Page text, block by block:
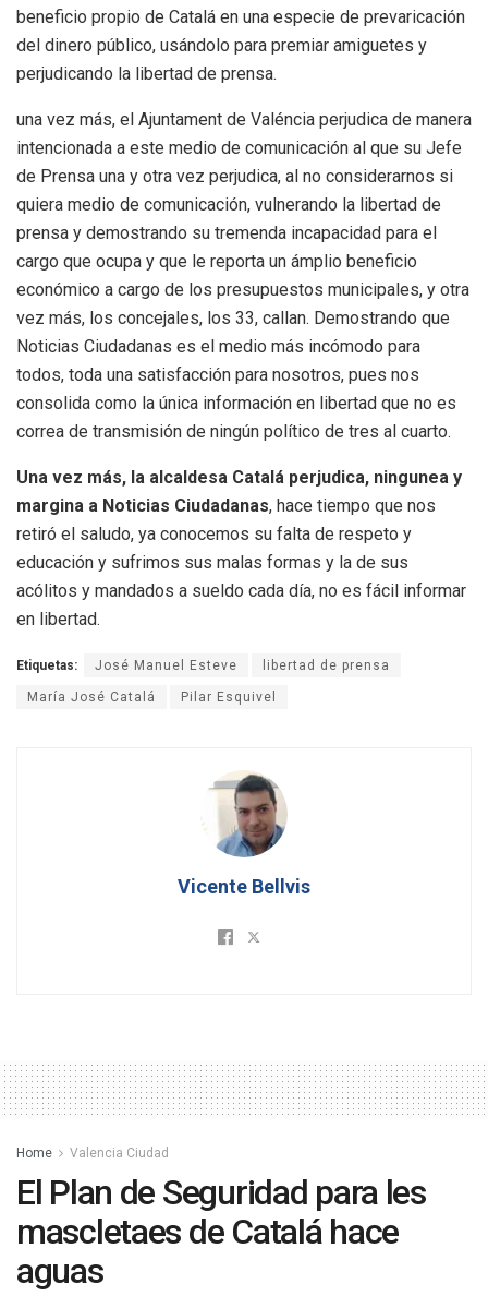
beneficio propio de Catalá en una especie de prevaricación
del dinero público, usándolo para premiar amiguetes y
perjudicando la libertad de prensa.
una vez más, el Ajuntament de Valéncia perjudica de manera
intencionada a este medio de comunicación al que su Jefe
de Prensa una y otra vez perjudica, al no considerarnos si
quiera medio de comunicación, vulnerando la libertad de
prensa y demostrando su tremenda incapacidad para el
cargo que ocupa y que le reporta un ámplio beneficio
económico a cargo de los presupuestos municipales, y otra
vez más, los concejales, los 33, callan. Demostrando que
Noticias Ciudadanas es el medio más incómodo para
todos, toda una satisfacción para nosotros, pues nos
consolida como la única información en libertad que no es
correa de transmisión de ningún político de tres al cuarto.
Una vez más, la alcaldesa Catalá perjudica, ningunea y
margina a Noticias Ciudadanas, hace tiempo que nos
retiró el saludo, ya conocemos su falta de respeto y
educación y sufrimos sus malas formas y la de sus
acólitos y mandados a sueldo cada día, no es fácil informar
en libertad.
Etiquetas: José Manuel Esteve libertad de prensa
María José Catalá Pilar Esquivel
Vicente Bellvis
Home Valencia Ciudad
El Plan de Seguridad para les
mascletaes de Catalá hace
aguas